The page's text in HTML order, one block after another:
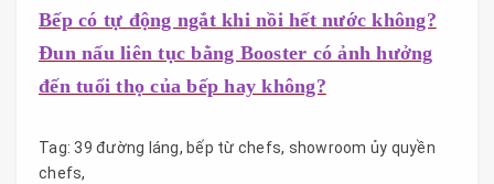
Bếp có tự động ngắt khi nồi hết nước không?
Đun nấu liên tục bằng Booster có ảnh hưởng
đến tuổi thọ của bếp hay không?
Tag: 39 đường láng, bếp từ chefs, showroom ủy quyền
chefs,